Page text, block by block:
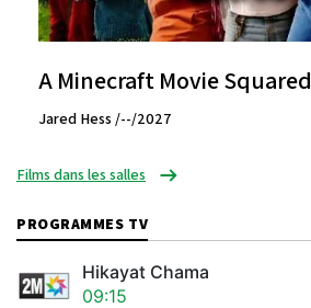
A Minecraft Movie Squared
Jared Hess /--/2027
Films dans les salles
PROGRAMMES TV
Hikayat Chama
09:15